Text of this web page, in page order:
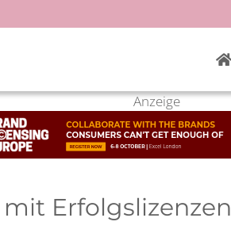
Anzeige
Erfolgslizenzen